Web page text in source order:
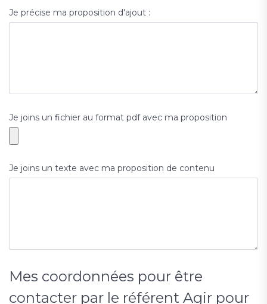
Je précise ma proposition d'ajout :
Je joins un fichier au format pdf avec ma proposition
Je joins un texte avec ma proposition de contenu
Mes coordonnées pour être
contacter par le référent Agir pour